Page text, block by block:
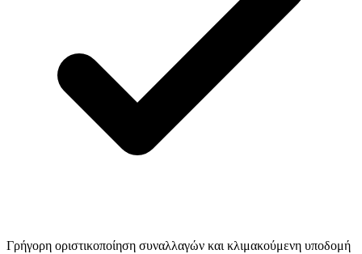
Γρήγορη οριστικοποίηση συναλλαγών και κλιμακούμενη υποδομή